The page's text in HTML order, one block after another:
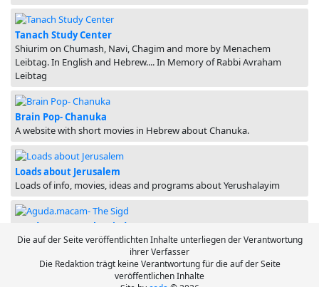
Tanach Study Center
Shiurim on Chumash, Navi, Chagim and more by Menachem
Leibtag. In English and Hebrew.... In Memory of Rabbi Avraham
Leibtag
Brain Pop- Chanuka
A website with short movies in Hebrew about Chanuka.
Loads about Jerusalem
Loads of info, movies, ideas and programs about Yerushalayim
Aguda.macam- The Sigd
Die auf der Seite veröffentlichten Inhalte unterliegen der Verantwortung
ihrer Verfasser
Die Redaktion trägt keine Verantwortung für die auf der Seite
veröffentlichen Inhalte